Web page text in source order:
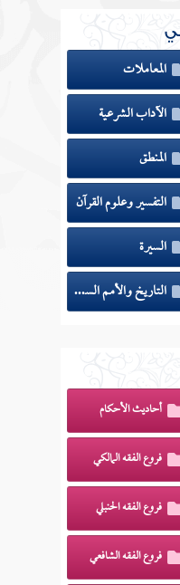
المعاملات
الآداب الشرعية
المنطق
التفسير وعلوم القرآن
السيرة
التاريخ والأمم السابقة
أحاديث الأحكام
فروع الفقه المالكي
فروع الفقه الحنبلي
فروع الفقه الشافعي